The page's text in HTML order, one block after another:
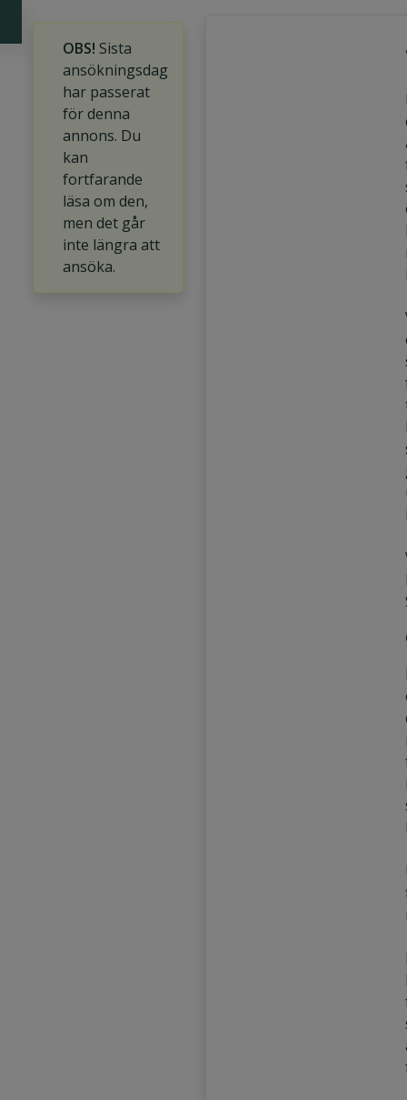
OBS! Sista
ansökningsdag
har passerat
för denna
annons. Du
kan
fortfarande
läsa om den,
men det går
inte längra att
ansöka.